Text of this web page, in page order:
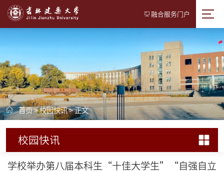
首页>校园快讯> 正文
融合服务门户
校园快讯
学校举办第八届本科生“十佳大学生”“自强自立